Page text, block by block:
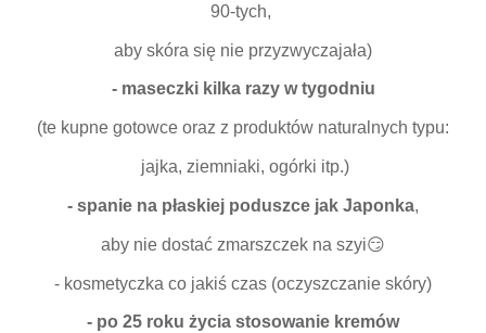
90-tych,
aby skóra się nie przyzwyczajała)
- maseczki kilka razy w tygodniu
(te kupne gotowce oraz z produktów naturalnych typu:
jajka, ziemniaki, ogórki itp.)
- spanie na płaskiej poduszce jak Japonka,
aby nie dostać zmarszczek na szyi😏
- kosmetyczka co jakiś czas (oczyszczanie skóry)
- po 25 roku życia stosowanie kremów